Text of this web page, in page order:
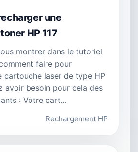
une
HP 117
montrer dans le tutoriel
comment faire pour
cartouche laser de type HP
avoir besoin pour cela des
: Votre cart…
Rechargement HP